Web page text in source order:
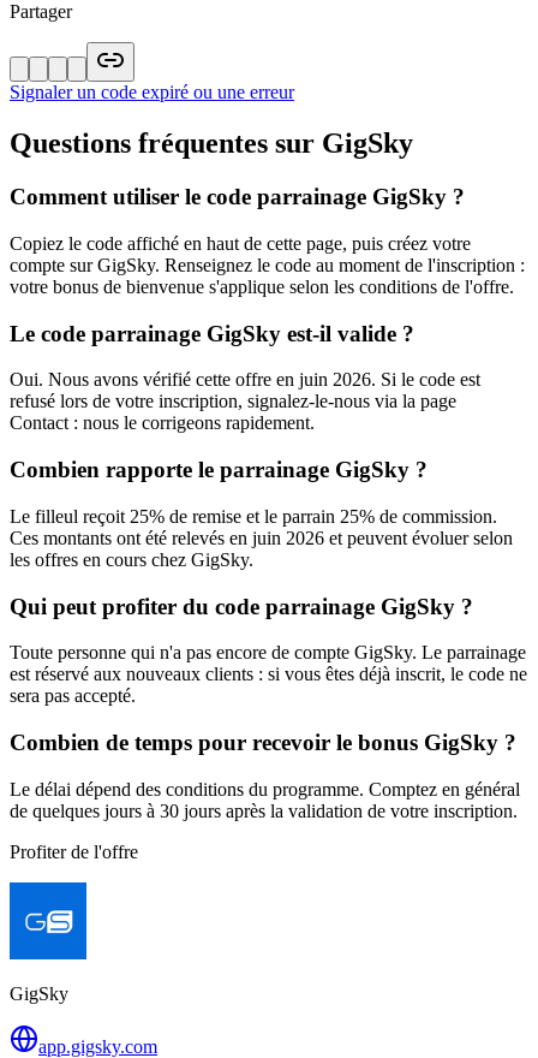
Partager
Signaler un code expiré ou une erreur
Questions fréquentes sur GigSky
Comment utiliser le code parrainage GigSky ?
Copiez le code affiché en haut de cette page, puis créez votre
compte sur GigSky. Renseignez le code au moment de l'inscription :
votre bonus de bienvenue s'applique selon les conditions de l'offre.
Le code parrainage GigSky est-il valide ?
Oui. Nous avons vérifié cette offre en juin 2026. Si le code est
refusé lors de votre inscription, signalez-le-nous via la page
Contact : nous le corrigeons rapidement.
Combien rapporte le parrainage GigSky ?
Le filleul reçoit 25% de remise et le parrain 25% de commission.
Ces montants ont été relevés en juin 2026 et peuvent évoluer selon
les offres en cours chez GigSky.
Qui peut profiter du code parrainage GigSky ?
Toute personne qui n'a pas encore de compte GigSky. Le parrainage
est réservé aux nouveaux clients : si vous êtes déjà inscrit, le code ne
sera pas accepté.
Combien de temps pour recevoir le bonus GigSky ?
Le délai dépend des conditions du programme. Comptez en général
de quelques jours à 30 jours après la validation de votre inscription.
Profiter de l'offre
GigSky
app.gigsky.com